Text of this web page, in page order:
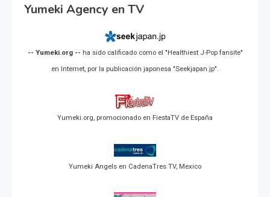
Yumeki Agency en TV
-- Yumeki.org -- ha sido calificado como el "Healthiest J-Pop fansite"
en Internet, por la publicación japonesa "Seekjapan.jp".
Yumeki.org, promocionado en FiestaTV de España
Yumeki Angels en CadenaTres TV, Mexico